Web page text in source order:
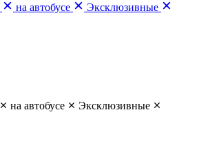
на автобусе
Эксклюзивные
на автобусе
Эксклюзивные